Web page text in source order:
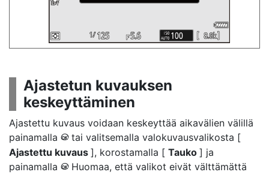
Ajastetun kuvauksen
keskeyttäminen
Ajastettu kuvaus voidaan keskeyttää aikavälien välillä
painamalla J tai valitsemalla valokuvausvalikosta [
Ajastettu kuvaus ], korostamalla [ Tauko ] ja
painamalla J Huomaa, että valikot eivät välttämättä